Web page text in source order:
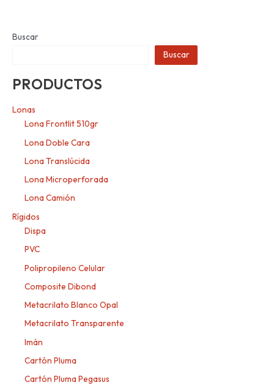
Buscar
Buscar
PRODUCTOS
Lonas
Lona Frontlit 510gr
Lona Doble Cara
Lona Translúcida
Lona Microperforada
Lona Camión
Rígidos
Dispa
PVC
Polipropileno Celular
Composite Dibond
Metacrilato Blanco Opal
Metacrilato Transparente
Imán
Cartón Pluma
Cartón Pluma Pegasus